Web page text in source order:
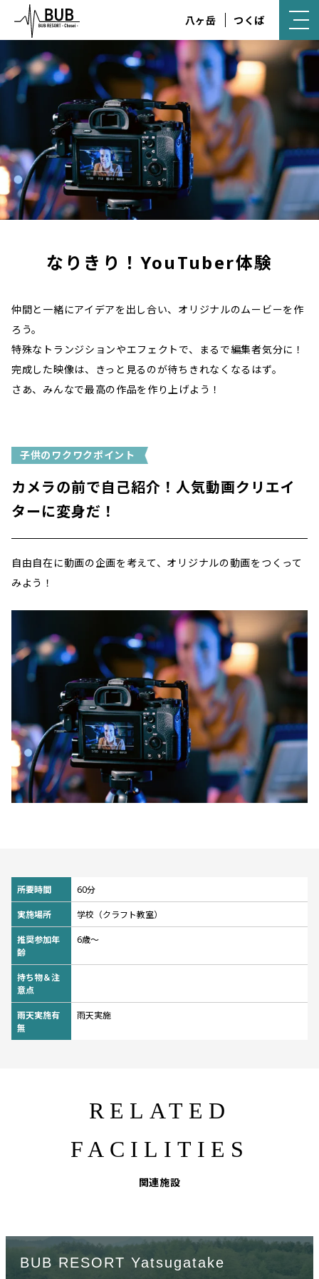
八ヶ岳 つくば
なりきり！YouTuber体験
仲間と一緒にアイデアを出し合い、オリジナルのムービーを作
ろう。
特殊なトランジションやエフェクトで、まるで編集者気分に！
完成した映像は、きっと見るのが待ちきれなくなるはず。
さあ、みんなで最高の作品を作り上げよう！
子供のワクワクポイント
カメラの前で自己紹介！人気動画クリエイ
ターに変身だ！
自由自在に動画の企画を考えて、オリジナルの動画をつくって
みよう！
所要時間 60分
実施場所 学校（クラフト教室）
推奨参加年
齢
6歳〜
持ち物＆注
意点
雨天実施有
無
雨天実施
RELATED
FACILITIES
関連施設
BUB RESORT Yatsugatake